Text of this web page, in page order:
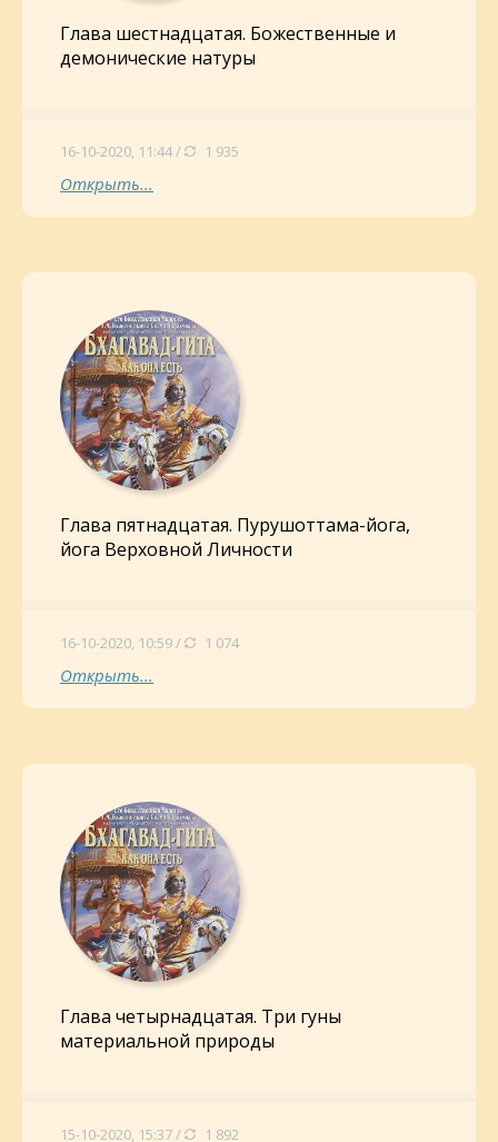
Глава шестнадцатая. Божественные и
демонические натуры
16-10-2020, 11:44 / 1 935
Открыть...
Глава пятнадцатая. Пурушоттама-йога,
йога Верховной Личности
16-10-2020, 10:59 / 1 074
Открыть...
Глава четырнадцатая. Три гуны
материальной природы
15-10-2020, 15:37 / 1 892